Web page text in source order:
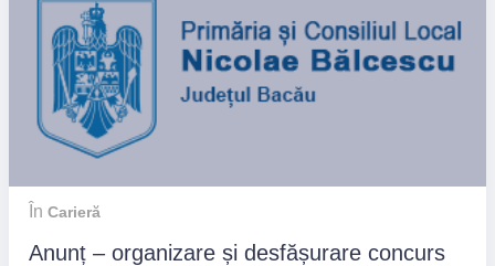
În Carieră
Anunț – organizare și desfășurare concurs